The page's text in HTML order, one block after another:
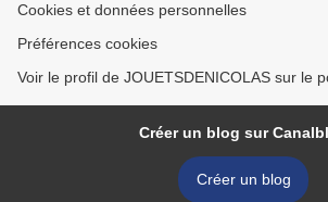
Cookies et données personnelles
Préférences cookies
Voir le profil de JOUETSDENICOLAS sur le
Créer un blog sur
Créer un blog